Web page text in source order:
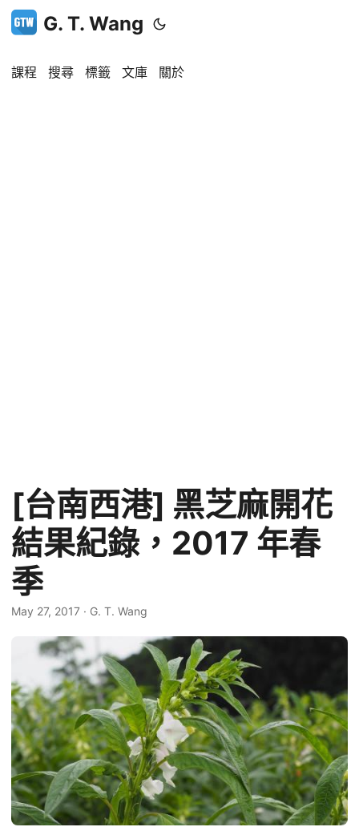
G. T. Wang
課程 搜尋 標籤 文庫 關於
[台南西港] 黑芝麻開花
結果紀錄，2017 年春
季
May 27, 2017 · G. T. Wang